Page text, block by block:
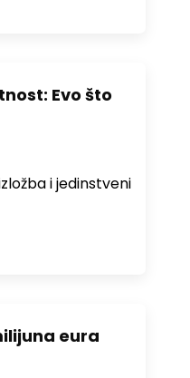
Evo što
i jedinstveni
eura